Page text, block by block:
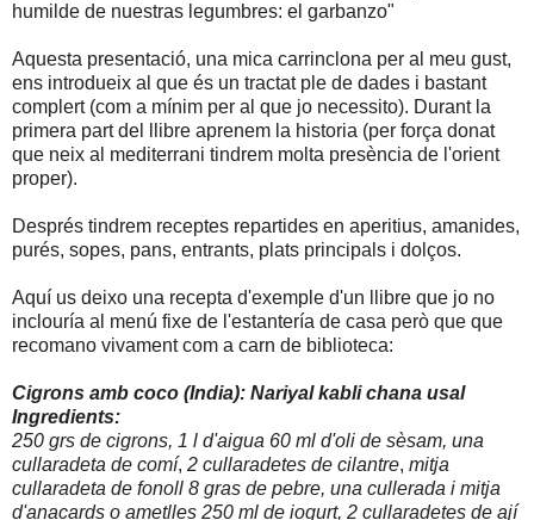
humilde de nuestras legumbres: el garbanzo"
Aquesta presentació, una mica carrinclona per al meu gust,
ens introdueix al que és un tractat ple de dades i bastant
complert (com a mínim per al que jo necessito). Durant la
primera part del llibre aprenem la historia (per força donat
que neix al mediterrani tindrem molta presència de l'orient
proper).
Després tindrem receptes repartides en aperitius, amanides,
purés, sopes, pans, entrants, plats principals i dolços.
Aquí us deixo una recepta d'exemple d'un llibre que jo no
inclouría al menú fixe de l'estantería de casa però que que
recomano vivament com a carn de biblioteca:
Cigrons amb coco (India): Nariyal kabli chana usal
Ingredients:
250 grs de cigrons, 1 l d'aigua 60 ml d'oli de sèsam, una
cullaradeta de comí, 2 cullaradetes de cilantre, mitja
cullaradeta de fonoll 8 gras de pebre, una cullerada i mitja
d'anacards o ametlles 250 ml de iogurt, 2 cullaradetes de ají